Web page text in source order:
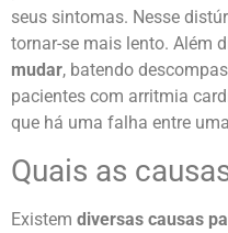
seus sintomas. Nesse
tornar-se mais lento. Além
mudar, batendo
pacientes com arritmia
que há uma falha entre
Quais as
Existem diversas causas